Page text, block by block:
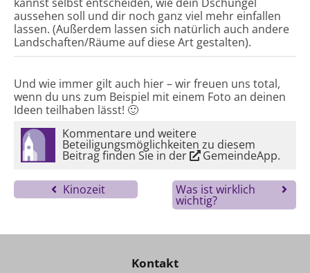
aussehen soll und dir noch ganz viel mehr einfallen
lassen. (Außerdem lassen sich natürlich auch andere
Landschaften/Räume auf diese Art gestalten).
Und wie immer gilt auch hier – wir freuen uns total,
wenn du uns zum Beispiel mit einem Foto an deinen
Ideen teilhaben lässt! 🙂
Kommentare und weitere
Beteiligungsmöglichkeiten zu diesem
Beitrag finden Sie in der GemeindeApp.
Kinozeit Was ist wirklich
wichtig?
Kontakt